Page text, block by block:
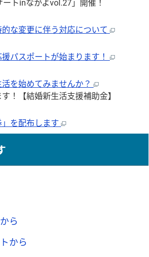
トinながよvol.27」開催！
な変更に伴う対応について
パスポートが始まります！
を始めてみませんか？
！【結婚新生活支援補助金】
」を配布します
ら
から